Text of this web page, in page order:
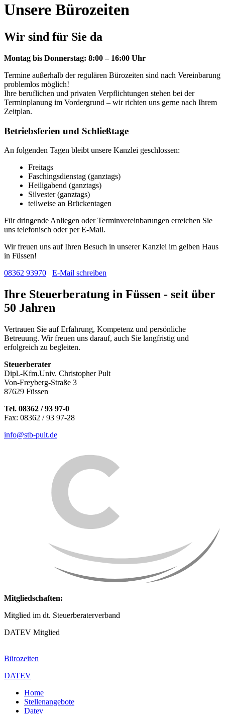
Unsere Bürozeiten
Wir sind für Sie da
Montag bis Donnerstag: 8:00 – 16:00 Uhr
Termine außerhalb der regulären Bürozeiten sind nach Vereinbarung
problemlos möglich!
Ihre beruflichen und privaten Verpflichtungen stehen bei der
Terminplanung im Vordergrund – wir richten uns gerne nach Ihrem
Zeitplan.
Betriebsferien und Schließtage
An folgenden Tagen bleibt unsere Kanzlei geschlossen:
Freitags
Faschingsdienstag (ganztags)
Heiligabend (ganztags)
Silvester (ganztags)
teilweise an Brückentagen
Für dringende Anliegen oder Terminvereinbarungen erreichen Sie
uns telefonisch oder per E-Mail.
Wir freuen uns auf Ihren Besuch in unserer Kanzlei im gelben Haus
in Füssen!
08362 93970
E-Mail schreiben
Ihre Steuerberatung in Füssen - seit über
50 Jahren
Vertrauen Sie auf Erfahrung, Kompetenz und persönliche
Betreuung. Wir freuen uns darauf, auch Sie langfristig und
erfolgreich zu begleiten.
Steuerberater
Dipl.-Kfm.Univ. Christopher Pult
Von-Freyberg-Straße 3
87629 Füssen
Tel. 08362 / 93 97-0
Fax: 08362 / 93 97-28
info@stb-pult.de
Mitgliedschaften:
Mitglied im dt. Steuerberaterverband
DATEV Mitglied
Bürozeiten
DATEV
Home
Stellenangebote
Datev